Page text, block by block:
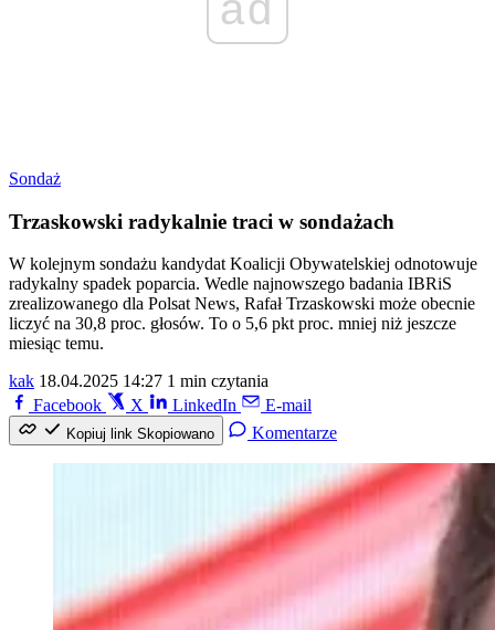
Sondaż
Trzaskowski radykalnie traci w sondażach
W kolejnym sondażu kandydat Koalicji Obywatelskiej odnotowuje
radykalny spadek poparcia. Wedle najnowszego badania IBRiS
zrealizowanego dla Polsat News, Rafał Trzaskowski może obecnie
liczyć na 30,8 proc. głosów. To o 5,6 pkt proc. mniej niż jeszcze
miesiąc temu.
kak 18.04.2025 14:27 1 min czytania
Facebook
X LinkedIn E-mail
Kopiuj link Skopiowano Komentarze